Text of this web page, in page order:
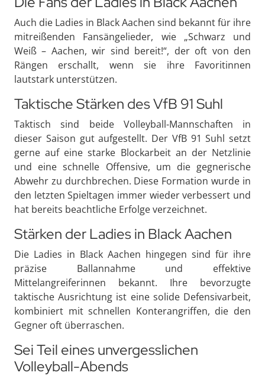
Auch die Ladies in Black Aachen sind bekannt für ihre
mitreißenden Fansängelieder, wie „Schwarz und
Weiß – Aachen, wir sind bereit!“, der oft von den
Rängen erschallt, wenn sie ihre Favoritinnen
lautstark unterstützen.
Taktische Stärken des VfB 91 Suhl
Taktisch sind beide Volleyball-Mannschaften in
dieser Saison gut aufgestellt. Der VfB 91 Suhl setzt
gerne auf eine starke Blockarbeit an der Netzlinie
und eine schnelle Offensive, um die gegnerische
Abwehr zu durchbrechen. Diese Formation wurde in
den letzten Spieltagen immer wieder verbessert und
hat bereits beachtliche Erfolge verzeichnet.
Stärken der Ladies in Black Aachen
Die Ladies in Black Aachen hingegen sind für ihre
präzise Ballannahme und effektive
Mittelangreiferinnen bekannt. Ihre bevorzugte
taktische Ausrichtung ist eine solide Defensivarbeit,
kombiniert mit schnellen Konterangriffen, die den
Gegner oft überraschen.
Sei Teil eines unvergesslichen
Volleyball-Abends